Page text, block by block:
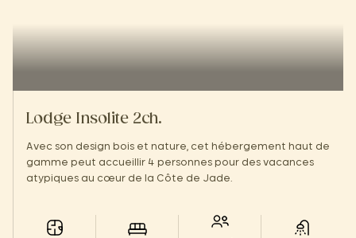
Lodge Insolite 2ch.
Avec son design bois et nature, cet hébergement haut de
gamme peut accueillir 4 personnes pour des vacances
atypiques au cœur de la Côte de Jade.